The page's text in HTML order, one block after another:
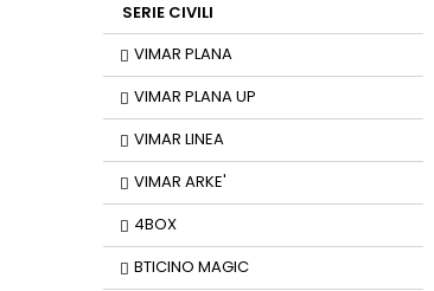
SERIE CIVILI
VIMAR PLANA
VIMAR PLANA UP
VIMAR LINEA
VIMAR ARKE'
4BOX
BTICINO MAGIC